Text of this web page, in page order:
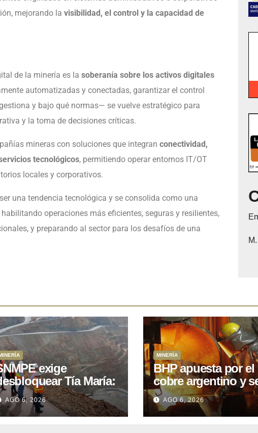
mejorando la visibilidad, el control y la capacidad de
de la minería es la soberanía sobre los activos digitales
automatizadas y conectadas, garantizar el control
y bajo qué normas— se vuelve estratégico para
y la toma de decisiones críticas.
mineras con soluciones que integran conectividad,
tecnológicos, permitiendo operar entornos IT/OT
locales y corporativos.
una tendencia tecnológica y se consolida como una
operaciones más eficientes, seguras y resilientes,
y preparando al sector para los desafíos de una
exige
Tía María:
proyecto de
que Perú
15 años
AGO 6, 2026
MINERÍA
BHP apuesta por el
cobre argentino y
acuerdo con
para siete proyecto
AGO 6, 2026